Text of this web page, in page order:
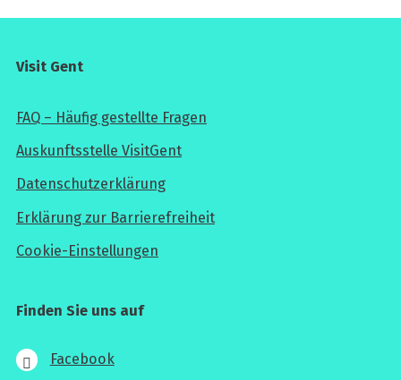
Visit Gent
FAQ – Häufig gestellte Fragen
Auskunftsstelle VisitGent
Datenschutzerklärung
Erklärung zur Barrierefreiheit
Cookie-Einstellungen
Finden Sie uns auf
Facebook